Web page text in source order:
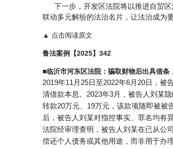
下一步，开发区法院将以推进自贸区
联动多元解纷的法治名片，让法治成为
▲ 点击阅读原文
鲁法案例【2025】342
■临沂市河东区法院 ：骗取财物后出具借
2019年11月25日至2022年6月20日，
清借款本息。2023年3月，被告人刘某
转款20万元、19万元，该款项随即被被
后，被告人刘某对指控事实、罪名均有
法院经审理查明，被告人刘某在已从公
偿还个人债务或其他用途，而非用于办